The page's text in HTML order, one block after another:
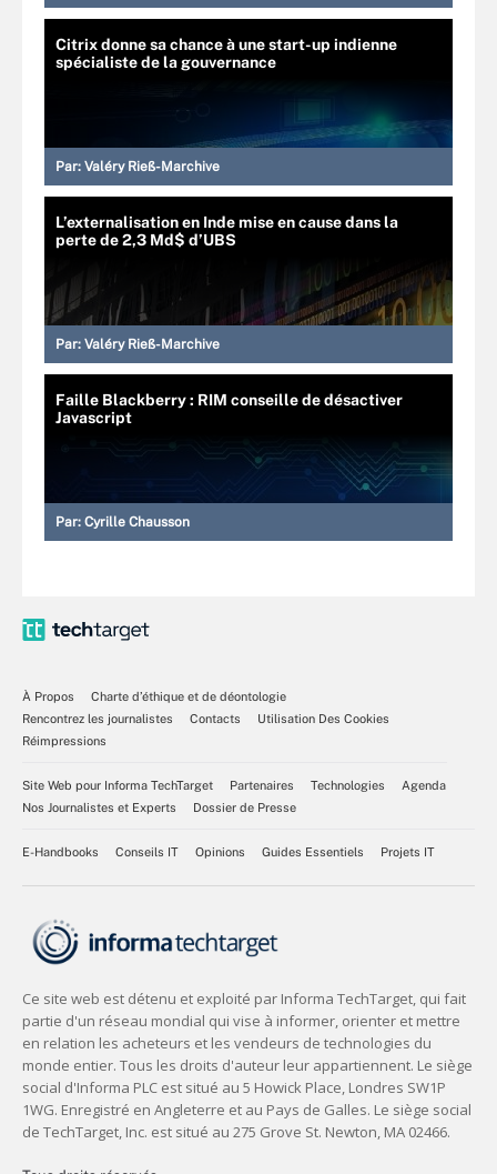
Citrix donne sa chance à une start-up indienne
spécialiste de la gouvernance
Par: Valéry Rieß-Marchive
L’externalisation en Inde mise en cause dans la
perte de 2,3 Md$ d’UBS
Par: Valéry Rieß-Marchive
Faille Blackberry : RIM conseille de désactiver
Javascript
Par: Cyrille Chausson
À Propos
Charte d’éthique et de déontologie
Rencontrez les journalistes
Contacts
Utilisation Des Cookies
Réimpressions
Site Web pour Informa TechTarget Partenaires Technologies
Agenda
Nos Journalistes et Experts
Dossier de Presse
E-Handbooks Conseils IT Opinions Guides Essentiels Projets IT